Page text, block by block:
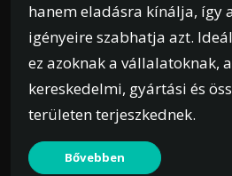
hanem eladásra kínálja, így
igényeire szabhatja azt.
ez azoknak a vállalatoknak,
kereskedelmi, gyártási és
területen terjeszkednek.
Bővebben